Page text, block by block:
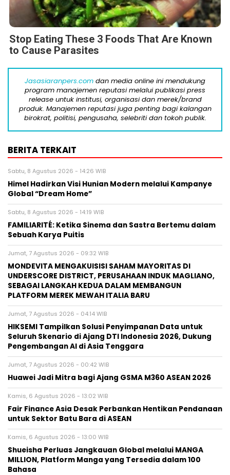
Stop Eating These 3 Foods That Are Known
to Cause Parasites
Jasasiaranpers.com dan media online ini mendukung
program manajemen reputasi melalui publikasi press
release untuk institusi, organisasi dan merek/brand
produk. Manajemen reputasi juga penting bagi kalangan
birokrat, politisi, pengusaha, selebriti dan tokoh publik.
BERITA TERKAIT
Sabtu, 8 Agustus 2026 - 14:26 WIB
Himel Hadirkan Visi Hunian Modern melalui Kampanye
Global “Dream Home”
Sabtu, 8 Agustus 2026 - 14:19 WIB
FAMILIARITÉ: Ketika Sinema dan Sastra Bertemu dalam
Sebuah Karya Puitis
Jumat, 7 Agustus 2026 - 09:32 WIB
MONDEVITA MENGAKUISISI SAHAM MAYORITAS DI
UNDERSCORE DISTRICT, PERUSAHAAN INDUK MAGLIANO,
SEBAGAI LANGKAH KEDUA DALAM MEMBANGUN
PLATFORM MEREK MEWAH ITALIA BARU
Jumat, 7 Agustus 2026 - 04:14 WIB
HIKSEMI Tampilkan Solusi Penyimpanan Data untuk
Seluruh Skenario di Ajang DTI Indonesia 2026, Dukung
Pengembangan AI di Asia Tenggara
Jumat, 7 Agustus 2026 - 00:42 WIB
Huawei Jadi Mitra bagi Ajang GSMA M360 ASEAN 2026
Kamis, 6 Agustus 2026 - 13:02 WIB
Fair Finance Asia Desak Perbankan Hentikan Pendanaan
untuk Sektor Batu Bara di ASEAN
Kamis, 6 Agustus 2026 - 13:00 WIB
Shueisha Perluas Jangkauan Global melalui MANGA
MILLION, Platform Manga yang Tersedia dalam 100
Bahasa